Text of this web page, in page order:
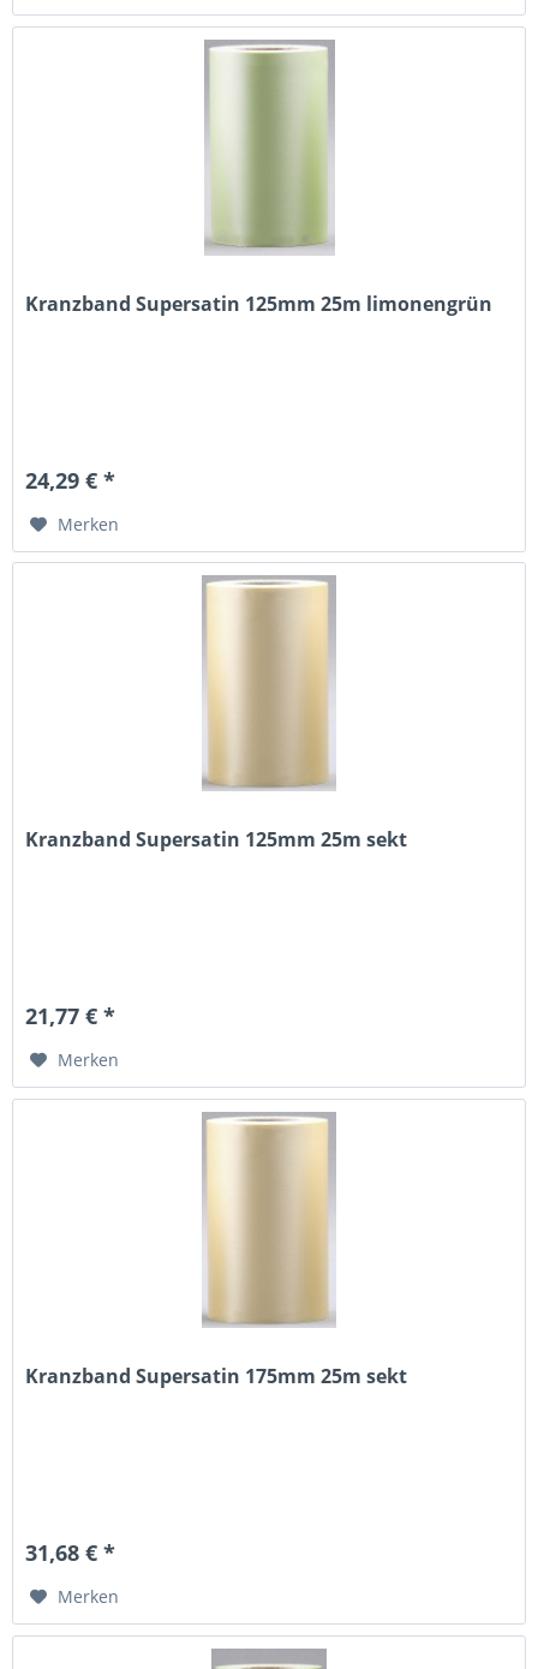
Kranzband Supersatin 125mm 25m limonengrün
24,29 € *
Merken
Kranzband Supersatin 125mm 25m sekt
21,77 € *
Merken
Kranzband Supersatin 175mm 25m sekt
31,68 € *
Merken